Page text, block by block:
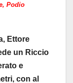
Podio
Ettore
un Riccio
e
con al